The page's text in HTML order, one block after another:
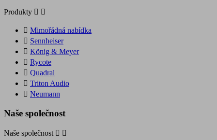
Produkty  
 Mimořádná nabídka
 Sennheiser
 König & Meyer
 Rycote
 Quadral
 Triton Audio
 Neumann
Naše společnost
Naše společnost  